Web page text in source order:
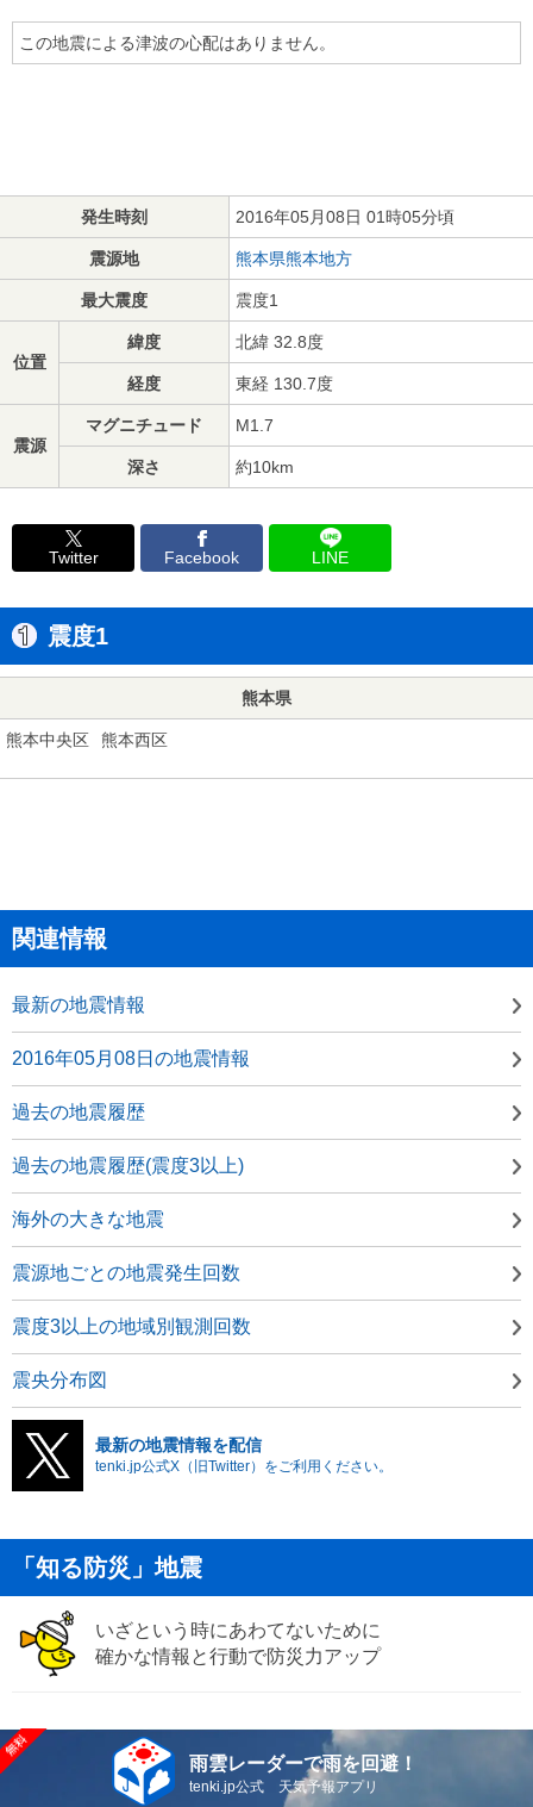
この地震による津波の心配はありません。
発生時刻 2016年05月08日 01時05分頃
震源地 熊本県熊本地方
最大震度 震度1
位置
緯度 北緯 32.8度
経度 東経 130.7度
震源
マグニチュード M1.7
深さ 約10km
Twitter Facebook LINE
震度1
熊本県
熊本中央区 熊本西区
関連情報
最新の地震情報
2016年05月08日の地震情報
過去の地震履歴
過去の地震履歴(震度3以上)
海外の大きな地震
震源地ごとの地震発生回数
震度3以上の地域別観測回数
震央分布図
最新の地震情報を配信
tenki.jp公式X（旧Twitter）をご利用ください。
「知る防災」地震
いざという時にあわてないために
確かな情報と行動で防災力アップ
雨雲レーダーで雨を回避！
tenki.jp公式 天気予報アプリ